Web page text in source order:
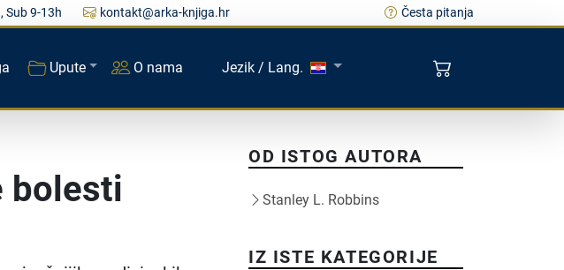
Sub 9-13h kontakt@arka-knjiga.hr Česta pitanja
Upute O nama Jezik / Lang.
bolesti
OD ISTOG AUTORA
Stanley L. Robbins
IZ ISTE KATEGORIJE